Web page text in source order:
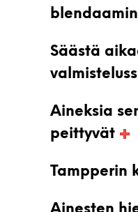
Säästä
Aineksia
peittyvät
Tampperin